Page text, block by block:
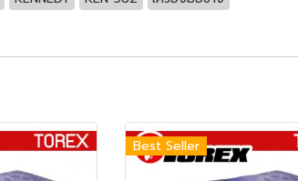
Best Seller